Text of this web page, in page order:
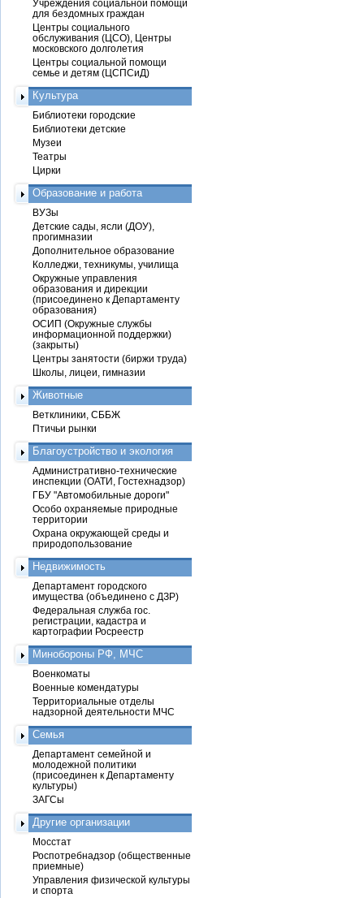
Учреждения социальной помощи
для бездомных граждан
Центры социального
обслуживания (ЦСО), Центры
московского долголетия
Центры социальной помощи
семье и детям (ЦСПСиД)
Культура
Библиотеки городские
Библиотеки детские
Музеи
Театры
Цирки
Образование и работа
ВУЗы
Детские сады, ясли (ДОУ),
прогимназии
Дополнительное образование
Колледжи, техникумы, училища
Окружные управления
образования и дирекции
(присоединено к Департаменту
образования)
ОСИП (Окружные службы
информационной поддержки)
(закрыты)
Центры занятости (биржи труда)
Школы, лицеи, гимназии
Животные
Ветклиники, СББЖ
Птичьи рынки
Благоустройство и экология
Административно-технические
инспекции (ОАТИ, Гостехнадзор)
ГБУ "Автомобильные дороги"
Особо охраняемые природные
территории
Охрана окружающей среды и
природопользование
Недвижимость
Департамент городского
имущества (объединено с ДЗР)
Федеральная служба гос.
регистрации, кадастра и
картографии Росреестр
Минобороны РФ, МЧС
Военкоматы
Военные комендатуры
Территориальные отделы
надзорной деятельности МЧС
Семья
Департамент семейной и
молодежной политики
(присоединен к Департаменту
культуры)
ЗАГСы
Другие организации
Мосстат
Роспотребнадзор (общественные
приемные)
Управления физической культуры
и спорта